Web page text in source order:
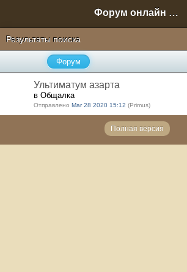
Форум онлайн игры "Новая Эра" (Нюра Биз)
Результаты поиска
Форум
Ультиматум азарта
в Общалка
Отправлено Mar 28 2020 15:12 (Primus)
Полная версия